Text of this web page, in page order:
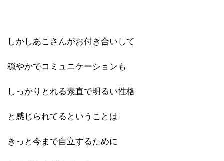
しかしあこさんがお付き合いして
穏やかでコミュニケーションも
しっかりとれる素直で明るい性格
と感じられてるということは
きっと今まで自立するために